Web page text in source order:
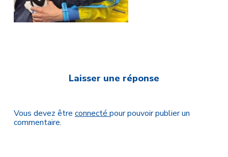
Laisser une réponse
Vous devez être connecté pour pouvoir publier un
commentaire.